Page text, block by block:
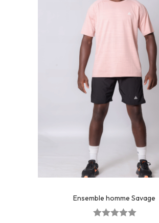
Ensemble homme Savage